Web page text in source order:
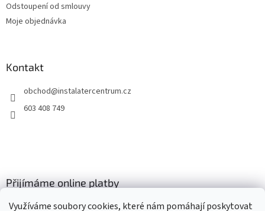
Využíváme soubory cookies, které nám pomáhají poskytovat
Odstoupení od smlouvy
Moje objednávka
Kontakt
obchod@instalatercentrum.cz
603 408 749
Přijímáme online platby